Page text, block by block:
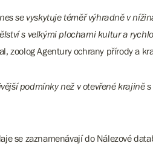
se vyskytuje téměř výhradně v
s velkými plochami kultur a
zoolog Agentury ochrany přírody a
podmínky než v otevřené krajině
se zaznamenávají do Nálezové